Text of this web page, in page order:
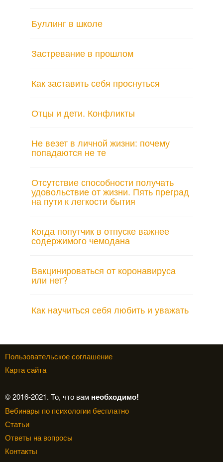
Буллинг в школе
Застревание в прошлом
Как заставить себя проснуться
Отцы и дети. Конфликты
Не везет в личной жизни: почему
попадаются не те
Отсутствие способности получать
удовольствие от жизни. Пять преград
на пути к легкости бытия
Когда попутчик в отпуске важнее
содержимого чемодана
Вакцинироваться от коронавируса
или нет?
Как научиться себя любить и уважать
Пользовательское соглашение
Карта сайта
© 2016-2021. То, что вам необходимо!
Вебинары по психологии бесплатно
Статьи
Ответы на вопросы
Контакты